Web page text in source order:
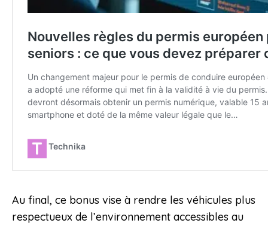
Au final, ce bonus vise à rendre les véhicules plus
respectueux de l’environnement accessibles au